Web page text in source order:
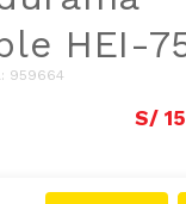
HEI-
: 959664
S/